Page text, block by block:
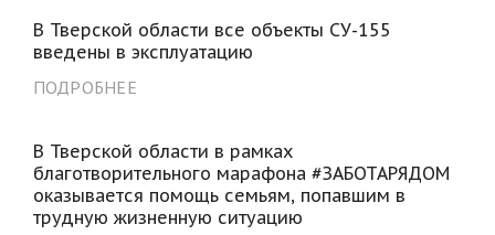
В Тверской области все объекты СУ-155
введены в эксплуатацию
ПОДРОБНЕЕ
В Тверской области в рамках
благотворительного марафона #ЗАБОТАРЯДОМ
оказывается помощь семьям, попавшим в
трудную жизненную ситуацию